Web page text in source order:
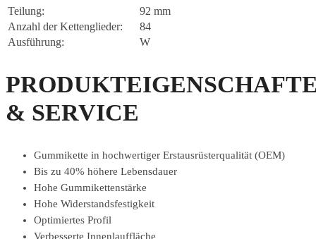
Teilung:
92 mm
Anzahl der Kettenglieder:
84
Ausführung:
W
& SERVICE
Gummikette in hochwertiger Erstausrüsterqualität (OEM)
Bis zu 40% höhere Lebensdauer
Hohe Gummikettenstärke
Hohe Widerstandsfestigkeit
Optimiertes Profil
Verbesserte Innenlauffläche